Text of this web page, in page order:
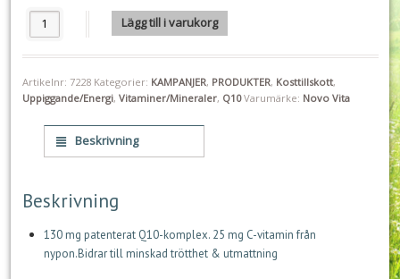
Active Q10 Premium 90 kap Novo Vita "Mängdrabatt" mängd
Lägg till i varukorg
Artikelnr: 7228 Kategorier: KAMPANJER, PRODUKTER, Kosttillskott,
Uppiggande/Energi, Vitaminer/Mineraler, Q10 Varumärke: Novo Vita
Beskrivning
Beskrivning
130 mg patenterat Q10-komplex. 25 mg C-vitamin från
nypon.Bidrar till minskad trötthet & utmattning